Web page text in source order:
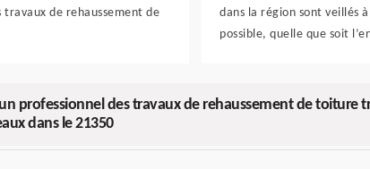
de rehaussement de
dans la région sont veillés
possible, quelle que soit
professionnel des travaux de rehaussement de toiture
dans le 21350